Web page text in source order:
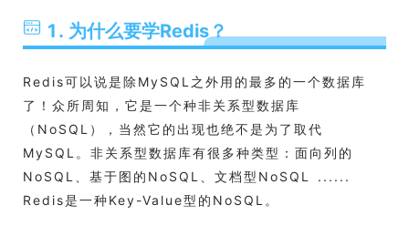
1. 为什么要学Redis？
Redis可以说是除MySQL之外用的最多的一个数据库
了！众所周知，它是一个种非关系型数据库
（NoSQL），当然它的出现也绝不是为了取代
MySQL。非关系型数据库有很多种类型：面向列的
NoSQL、基于图的NoSQL、文档型NoSQL ......
Redis是一种Key-Value型的NoSQL。